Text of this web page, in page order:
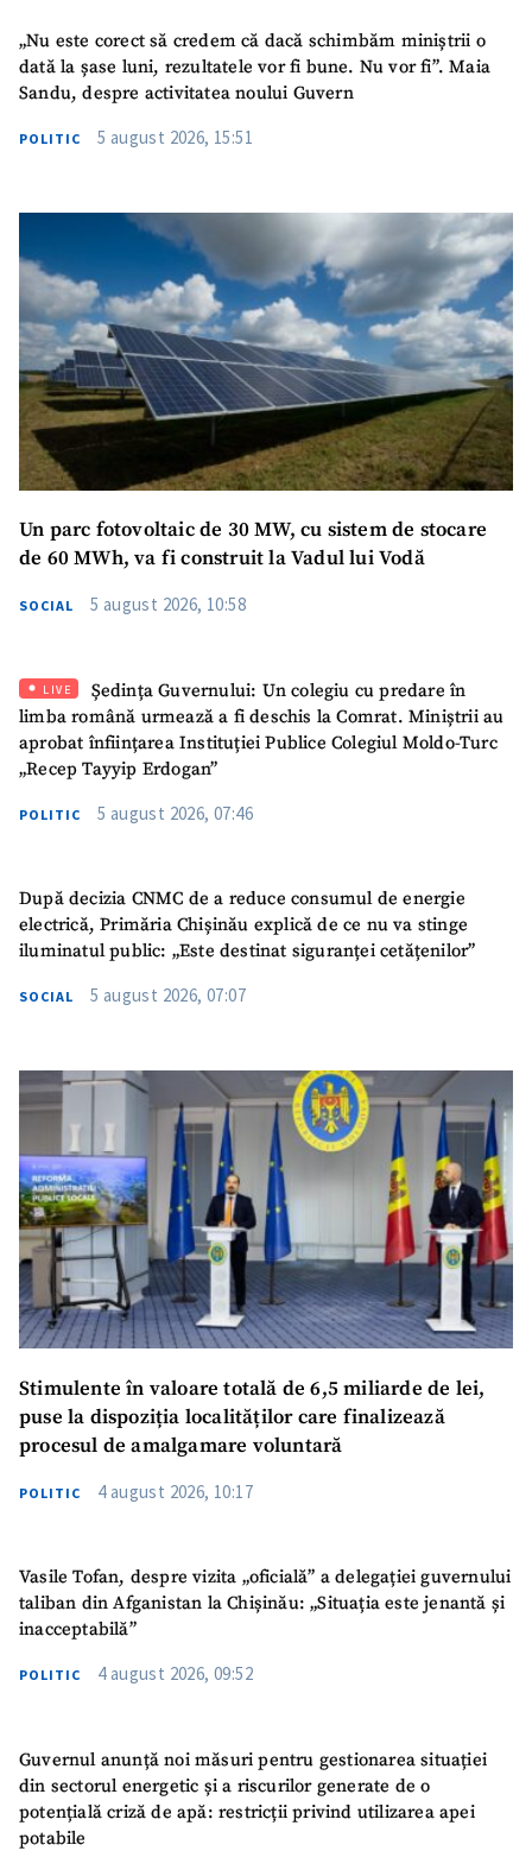
„Nu este corect să credem că dacă schimbăm miniștrii o
dată la șase luni, rezultatele vor fi bune. Nu vor fi”. Maia
Sandu, despre activitatea noului Guvern
POLITIC 5 august 2026, 15:51
Un parc fotovoltaic de 30 MW, cu sistem de stocare
de 60 MWh, va fi construit la Vadul lui Vodă
SOCIAL 5 august 2026, 10:58
LIVE
Ședința Guvernului: Un colegiu cu predare în
limba română urmează a fi deschis la Comrat. Miniștrii au
aprobat înființarea Instituției Publice Colegiul Moldo-Turc
„Recep Tayyip Erdogan”
POLITIC 5 august 2026, 07:46
După decizia CNMC de a reduce consumul de energie
electrică, Primăria Chișinău explică de ce nu va stinge
iluminatul public: „Este destinat siguranței cetățenilor”
SOCIAL 5 august 2026, 07:07
Stimulente în valoare totală de 6,5 miliarde de lei,
puse la dispoziția localităților care finalizează
procesul de amalgamare voluntară
POLITIC 4 august 2026, 10:17
Vasile Tofan, despre vizita „oficială” a delegației guvernului
taliban din Afganistan la Chișinău: „Situația este jenantă și
inacceptabilă”
POLITIC 4 august 2026, 09:52
Guvernul anunță noi măsuri pentru gestionarea situației
din sectorul energetic și a riscurilor generate de o
potențială criză de apă: restricții privind utilizarea apei
potabile